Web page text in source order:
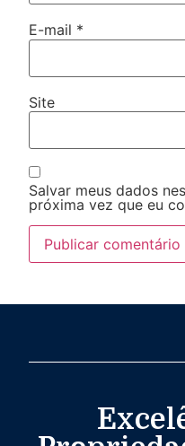
E-mail *
Site
Salvar meus dados
próxima vez que eu